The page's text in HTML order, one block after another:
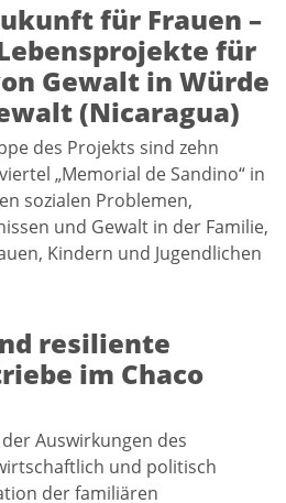
für Frauen –
für
Gewalt in Würde
(Nicaragua)
des Projekts sind zehn
„Memorial de Sandino“ in
sozialen Problemen,
und Gewalt in der Familie,
Kindern und Jugendlichen
resiliente
im Chaco
Auswirkungen des
und politisch
der familiären